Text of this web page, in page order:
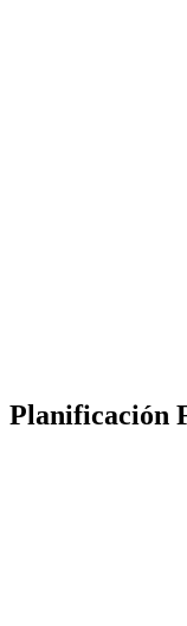
Planificación